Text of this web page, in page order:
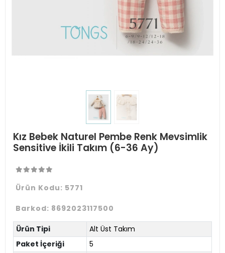
Kız Bebek Naturel Pembe Renk Mevsimlik
Sensitive İkili Takım (6-36 Ay)
Ürün Kodu: 5771
Barkod: 8692023117500
Ürün Tipi
Alt Üst Takım
Paket İçeriği
5